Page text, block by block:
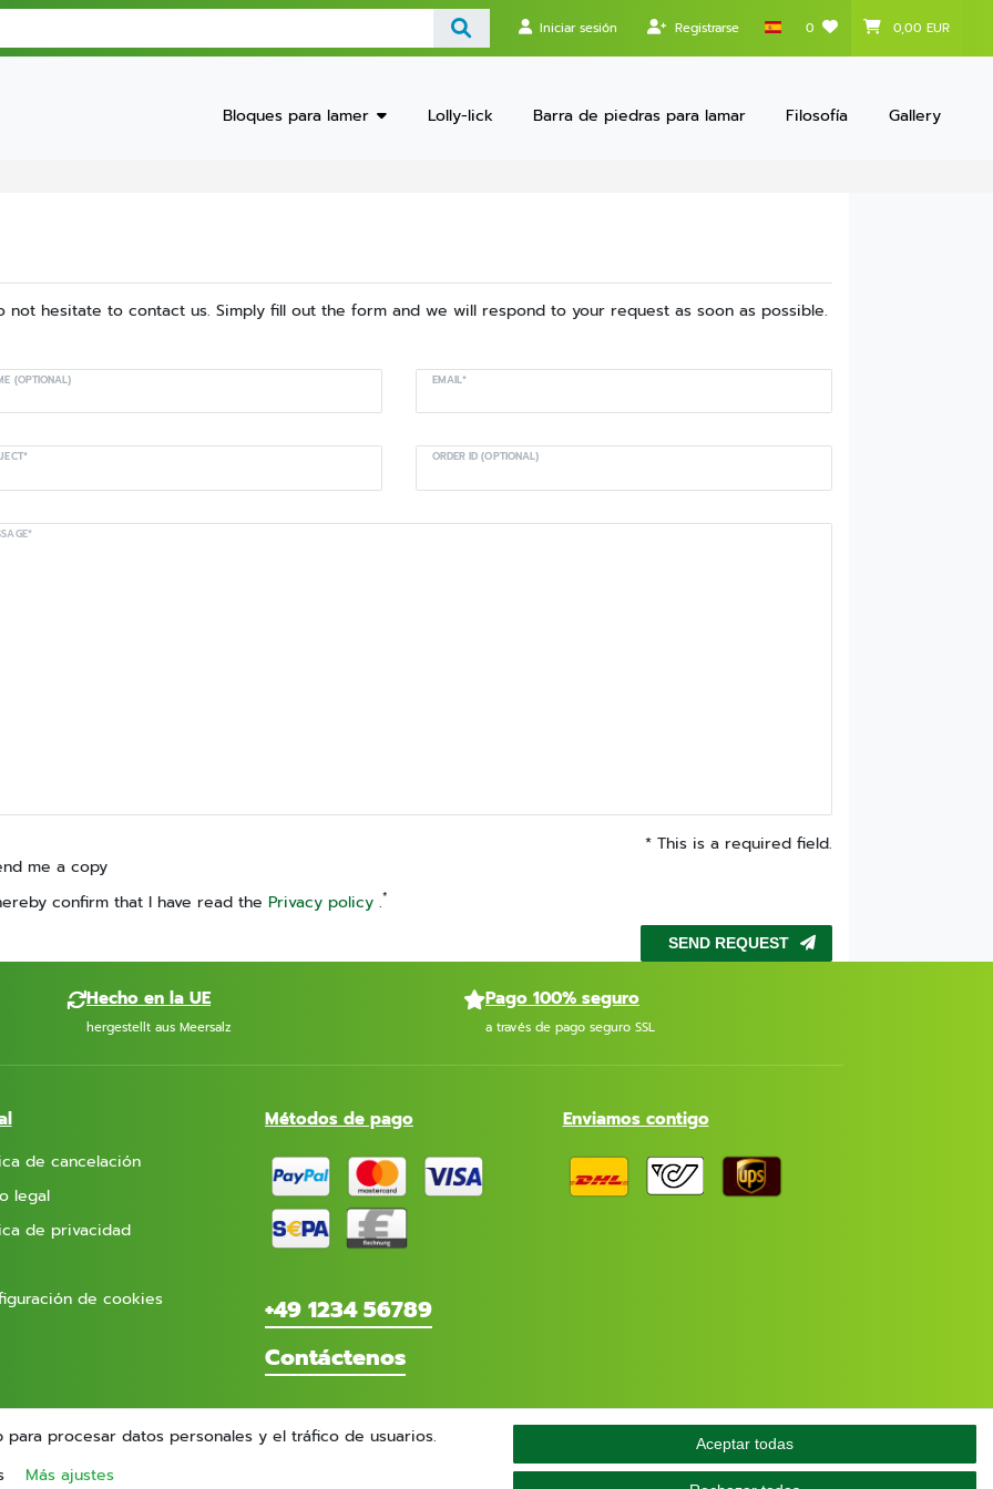
Iniciar sesión Registrarse 0 0,00 EUR
Bloques para lamer Lolly-lick Barra de piedras para lamar Filosofía Gallery
not hesitate to contact us. Simply fill out the form and we will respond to your request as soon as possible.
(OPTIONAL) EMAIL*
ORDER ID (OPTIONAL)
* This is a required field.
me a copy
confirm that I have read the Privacy policy.*
SEND REQUEST
Hecho en la UE
hergestellt aus Meersalz
Pago 100% seguro
a través de pago seguro SSL
de cancelación
legal
de privacidad
de cookies
Métodos de pago Enviamos contigo
+49 1234 56789
Contáctenos
procesar datos personales y el tráfico de usuarios.
Más ajustes
Aceptar todas